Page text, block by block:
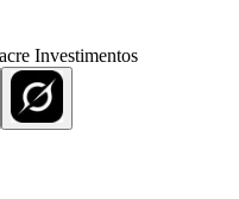
Investimentos